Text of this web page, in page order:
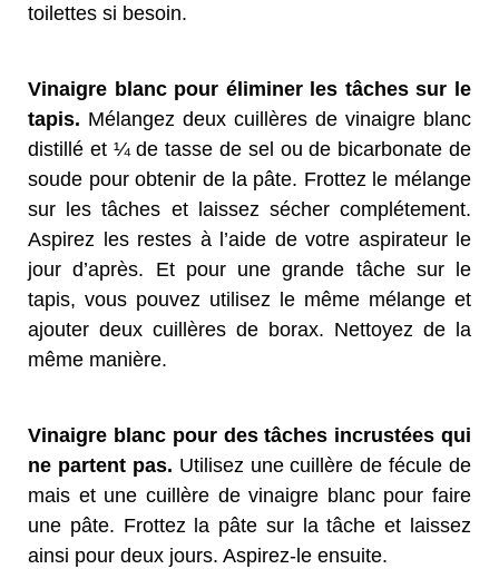
toilettes si besoin.
Vinaigre blanc pour éliminer les tâches sur le
tapis. Mélangez deux cuillères de vinaigre blanc
distillé et ¼ de tasse de sel ou de bicarbonate de
soude pour obtenir de la pâte. Frottez le mélange
sur les tâches et laissez sécher complétement.
Aspirez les restes à l’aide de votre aspirateur le
jour d’après. Et pour une grande tâche sur le
tapis, vous pouvez utilisez le même mélange et
ajouter deux cuillères de borax. Nettoyez de la
même manière.
Vinaigre blanc pour des tâches incrustées qui
ne partent pas. Utilisez une cuillère de fécule de
mais et une cuillère de vinaigre blanc pour faire
une pâte. Frottez la pâte sur la tâche et laissez
ainsi pour deux jours. Aspirez-le ensuite.